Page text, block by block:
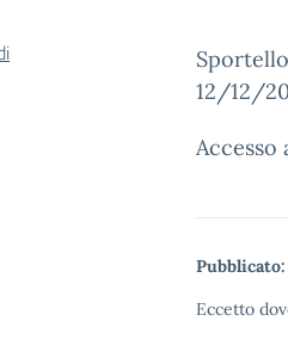
12/12/
Accesso
Pubblicato:
Eccetto